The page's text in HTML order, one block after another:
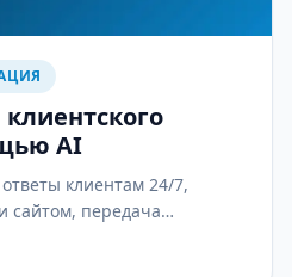
AI
клиентам 24/7,
сайтом, передача